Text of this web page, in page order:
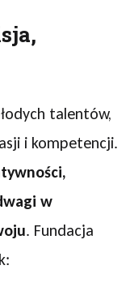
talentów,
i kompetencji.
w
. Fundacja